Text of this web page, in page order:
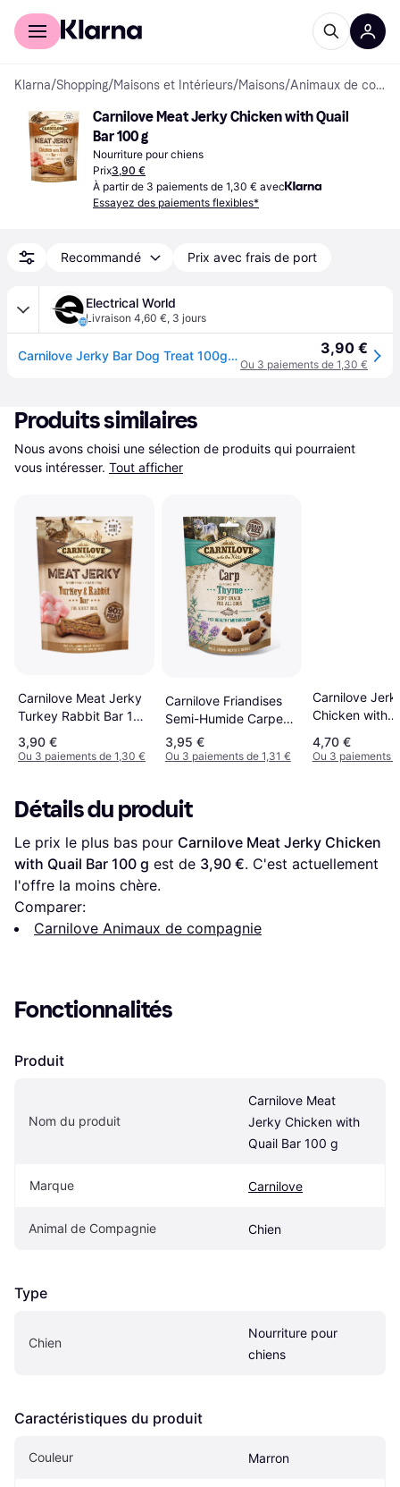
Acheter avec Klarna
Klarna/Shopping/Maisons et Intérieurs/Maisons/ Animaux de compagnie
Carnilove Meat Jerky Chicken with Quail
Bar 100 g
Nourriture pour chiens
Prix3,90 €
À partir de 3 paiements de 1,30 € avec
Essayez des paiements flexibles*
Recommandé Prix avec frais de port
Electrical World
Livraison 4,60 €, 3 jours
Carnilove Jerky Bar Dog Treat 100g - Chicken with Quail 3,90 €
Ou 3 paiements de 1,30 €
Produits similaires
Nous avons choisi une sélection de produits qui pourraient
vous intéresser. Tout afficher
Carnilove Meat Jerky
Turkey Rabbit Bar 100
g
3,90 €
Ou 3 paiements de 1,30 €
Carnilove Friandises
Semi-Humide Carpe
Et Thym Pour Chien
200g
3,95 €
Ou 3 paiements de 1,31 €
Carnilove
Chicken with
Treats 100 g
4,70 €
Ou 3 paiements
Détails du produit
Le prix le plus bas pour Carnilove Meat Jerky Chicken
with Quail Bar 100 g est de 3,90 €. C'est actuellement
l'offre la moins chère.
Comparer:
Carnilove Animaux de compagnie
Fonctionnalités
Produit
Nom du produit
Carnilove Meat
Jerky Chicken with
Quail Bar 100 g
Marque Carnilove
Animal de Compagnie Chien
Type
Chien
Nourriture pour
chiens
Caractéristiques du produit
Couleur Marron